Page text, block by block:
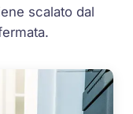
scalato dal